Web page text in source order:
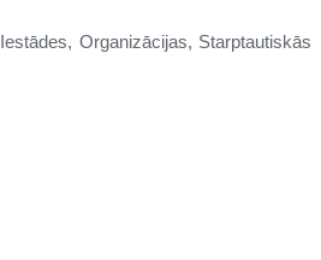
Organizācijas, Starptautiskās